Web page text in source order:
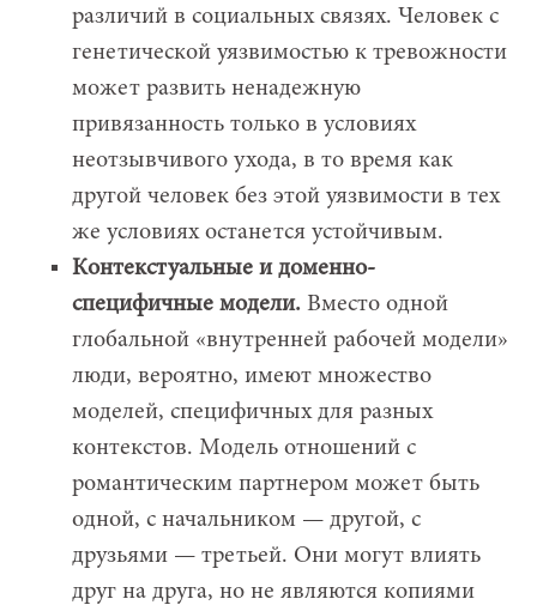
различий в социальных связях. Человек с
генетической уязвимостью к тревожности
может развить ненадежную
привязанность только в условиях
неотзывчивого ухода, в то время как
другой человек без этой уязвимости в тех
же условиях останется устойчивым.
Контекстуальные и доменно-
специфичные модели. Вместо одной
глобальной «внутренней рабочей модели»
люди, вероятно, имеют множество
моделей, специфичных для разных
контекстов. Модель отношений с
романтическим партнером может быть
одной, с начальником — другой, с
друзьями — третьей. Они могут влиять
друг на друга, но не являются копиями